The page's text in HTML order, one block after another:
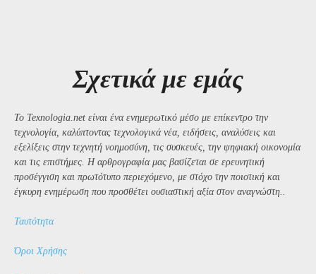
Σχετικά με εμάς
Το Texnologia.net είναι ένα ενημερωτικό μέσο με επίκεντρο την
τεχνολογία, καλύπτοντας τεχνολογικά νέα, ειδήσεις, αναλύσεις και
εξελίξεις στην τεχνητή νοημοσύνη, τις συσκευές, την ψηφιακή οικονομία
και τις επιστήμες. Η αρθρογραφία μας βασίζεται σε ερευνητική
προσέγγιση και πρωτότυπο περιεχόμενο, με στόχο την ποιοτική και
έγκυρη ενημέρωση που προσθέτει ουσιαστική αξία στον αναγνώστη..
Ταυτότητα
Όροι Χρήσης